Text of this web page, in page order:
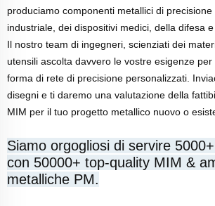
produciamo componenti metallici di
industriale, dei dispositivi medici, della difesa
Il nostro team di ingegneri, scienziati dei
utensili ascolta davvero le vostre esigenze
forma di rete di precisione personalizzati.
disegni e ti daremo una valutazione della
MIM per il tuo progetto metallico nuovo o
Siamo orgogliosi di servire
con 50000+ top-quality MIM &
metalliche PM.